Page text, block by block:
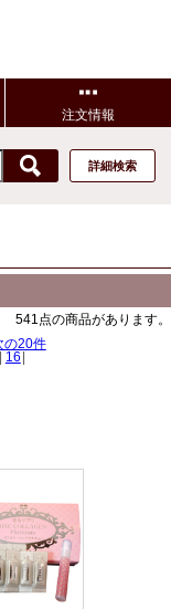
注文情報
詳細検索
541点の商品があります。
の20件
16